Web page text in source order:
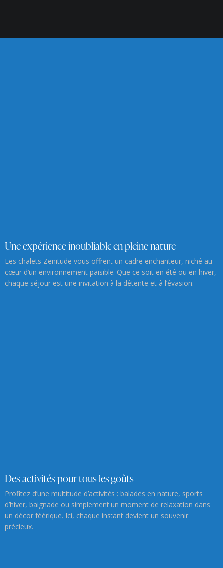
Une expérience inoubliable en pleine nature
Les chalets Zenitude vous offrent un cadre enchanteur, niché au
cœur d’un environnement paisible. Que ce soit en été ou en hiver,
chaque séjour est une invitation à la détente et à l’évasion.
Des activités pour tous les goûts
Profitez d’une multitude d’activités : balades en nature, sports
d’hiver, baignade ou simplement un moment de relaxation dans
un décor féérique. Ici, chaque instant devient un souvenir
précieux.